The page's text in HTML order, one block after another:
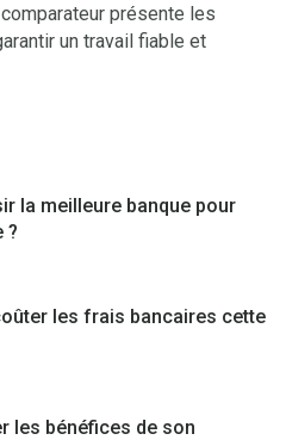
présente les
un travail fiable et
la meilleure banque pour
?
les frais bancaires cette
les bénéfices de son